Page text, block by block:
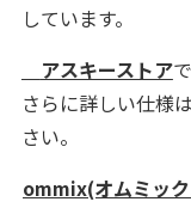
しています。
アスキーストア
さらに詳しい仕様は
さい。
ommix(オムミッ